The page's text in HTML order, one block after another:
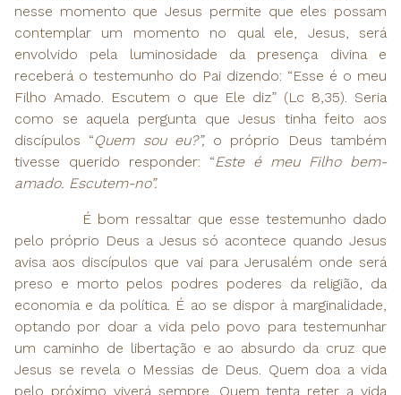
nesse momento que Jesus permite que eles possam
contemplar um momento no qual ele, Jesus, será
envolvido pela luminosidade da presença divina e
receberá o testemunho do Pai dizendo: “Esse é o meu
Filho Amado. Escutem o que Ele diz” (Lc 8,35). Seria
como se aquela pergunta que Jesus tinha feito aos
discípulos “Quem sou eu?”,o próprio Deus também
tivesse querido responder: “Este é meu Filho bem-
amado. Escutem-no”.
É bom ressaltar que esse testemunho dado
pelo próprio Deus a Jesus só acontece quando Jesus
avisa aos discípulos que vai para Jerusalém onde será
preso e morto pelos podres poderes da religião, da
economia e da política. É ao se dispor à marginalidade,
optando por doar a vida pelo povo para testemunhar
um caminho de libertação e ao absurdo da cruz que
Jesus se revela o Messias de Deus. Quem doa a vida
pelo próximo viverá sempre. Quem tenta reter a vida